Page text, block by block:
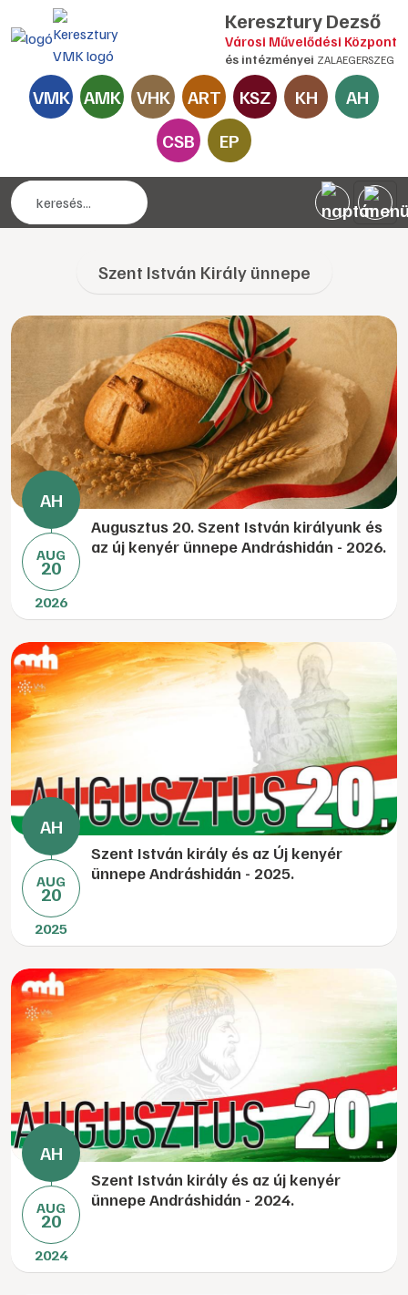
Keresztury Dezső
Városi Művelődési Központ
és intézményei ZALAEGERSZEG
VMK AMK VHK ART KSZ KH
AH
CSB
EP
Szent István Király ünnepe
AUG
20
2026
Augusztus 20. Szent István királyunk és
az új kenyér ünnepe Andráshidán - 2026.
AUG
20
2025
Szent István király és az Új kenyér
ünnepe Andráshidán - 2025.
AUG
20
2024
Szent István király és az új kenyér
ünnepe Andráshidán - 2024.